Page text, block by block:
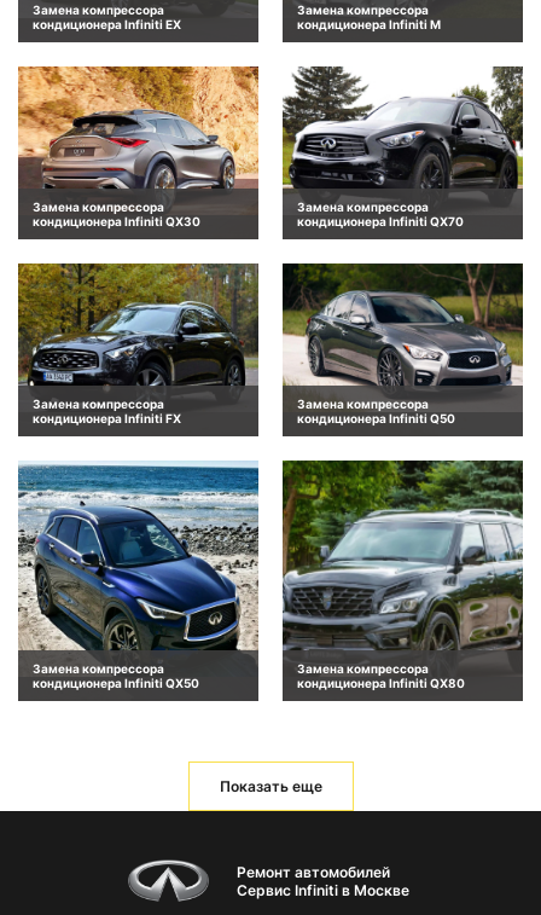
Замена компрессора
кондиционера Infiniti EX
Замена компрессора
кондиционера Infiniti M
Замена компрессора
кондиционера Infiniti QX30
Замена компрессора
кондиционера Infiniti QX70
Замена компрессора
кондиционера Infiniti FX
Замена компрессора
кондиционера Infiniti Q50
Замена компрессора
кондиционера Infiniti QX50
Замена компрессора
кондиционера Infiniti QX80
Показать еще
Ремонт автомобилей
Сервис Infiniti в Москве